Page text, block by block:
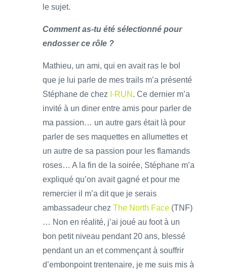
le sujet.
Comment as-tu été sélectionné pour
endosser ce rôle ?
Mathieu, un ami, qui en avait ras le bol
que je lui parle de mes trails m’a présenté
Stéphane de chez I-RUN . Ce dernier m’a
invité à un diner entre amis pour parler de
ma passion… un autre gars était là pour
parler de ses maquettes en allumettes et
un autre de sa passion pour les flamands
roses… A la fin de la soirée, Stéphane m’a
expliqué qu’on avait gagné et pour me
remercier il m’a dit que je serais
ambassadeur chez The North Face (TNF)
… Non en réalité, j’ai joué au foot à un
bon petit niveau pendant 20 ans, blessé
pendant un an et commençant à souffrir
d’embonpoint trentenaire, je me suis mis à